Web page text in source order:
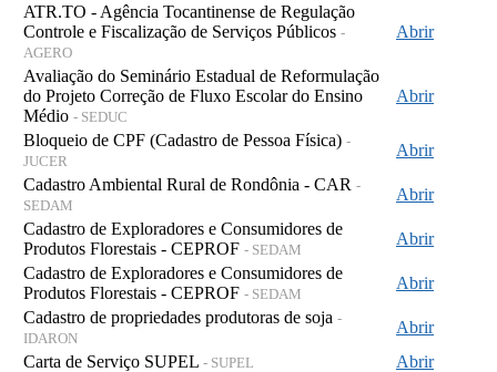
ATR.TO - Agência Tocantinense de Regulação
Controle e Fiscalização de Serviços Públicos -
AGERO
Abrir
Avaliação do Seminário Estadual de Reformulação
do Projeto Correção de Fluxo Escolar do Ensino
Médio - SEDUC
Abrir
Bloqueio de CPF (Cadastro de Pessoa Física) -
JUCER
Abrir
Cadastro Ambiental Rural de Rondônia - CAR -
SEDAM
Abrir
Cadastro de Exploradores e Consumidores de
Produtos Florestais - CEPROF - SEDAM
Abrir
Cadastro de Exploradores e Consumidores de
Produtos Florestais - CEPROF - SEDAM
Abrir
Cadastro de propriedades produtoras de soja -
IDARON
Abrir
Carta de Serviço SUPEL - SUPEL
Abrir